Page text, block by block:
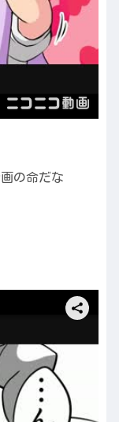
の命だな